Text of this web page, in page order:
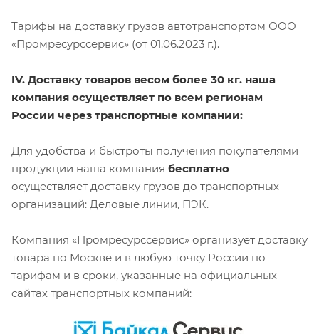
Тарифы на доставку грузов автотранспортом ООО
«Промресурссервис» (от 01.06.2023 г.).
IV. Доставку товаров весом более 30 кг. наша
компания осуществляет по всем регионам
России через транспортные компании:
Для удобства и быстроты получения покупателями
продукции наша компания бесплатно
осуществляет доставку грузов до транспортных
организаций: Деловые линии, ПЭК.
Компания «Промресурссервис» организует доставку
товара по Москве и в любую точку России по
тарифам и в сроки, указанные на официальных
сайтах транспортных компаний: